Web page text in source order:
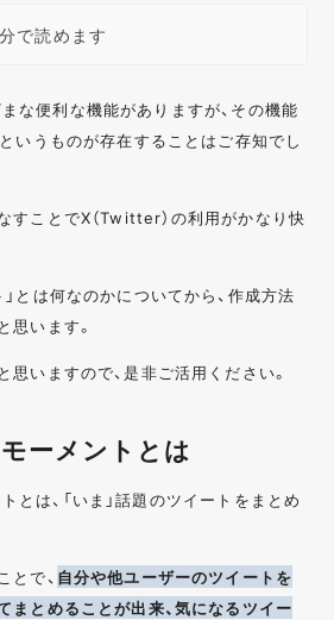
で読めます
な便利な機能がありますが、その機能
いうものが存在することはご存知でし
すことでX（Twitter）の利用がかなり快
とは何なのかについてから、作成方法
思います。
いますので、是非ご活用ください。
ーメントとは
とは、「いま」話題のツイートをまとめ
で、 自分や他ユーザーのツイートを
まとめることが出来、気になるツイー